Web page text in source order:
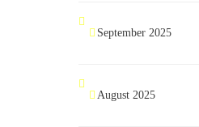
September 2025
August 2025